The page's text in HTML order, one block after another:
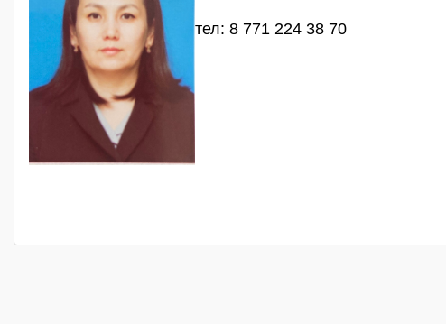
тел: 8 771 224 38 70